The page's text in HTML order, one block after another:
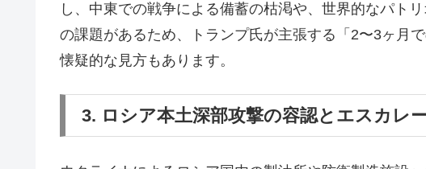
し、中東での戦争による備蓄の枯渇や、世界的なパト
の課題があるため、トランプ氏が主張する「2〜3ヶ月
懐疑的な見方もあります。
3. ロシア本土深部攻撃の容認とエスカレ